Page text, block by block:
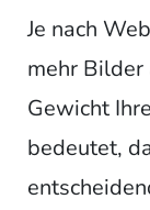
Je nach
mehr Bilder
Gewicht
bedeutet,